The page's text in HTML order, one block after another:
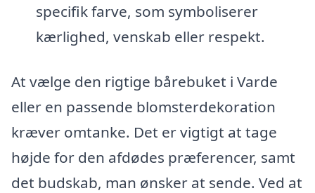
specifik farve, som symboliserer
kærlighed, venskab eller respekt.
At vælge den rigtige bårebuket i Varde
eller en passende blomsterdekoration
kræver omtanke. Det er vigtigt at tage
højde for den afdødes præferencer, samt
det budskab, man ønsker at sende. Ved at